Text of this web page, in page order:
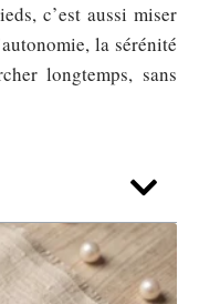
c’est aussi miser
la sérénité
longtemps, sans